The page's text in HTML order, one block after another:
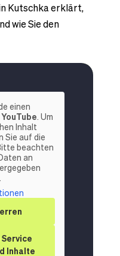
Kutschka erklärt,
wie Sie den
einen
YouTube. Um
Inhalt
Sie auf die
beachten
an
Inhalte